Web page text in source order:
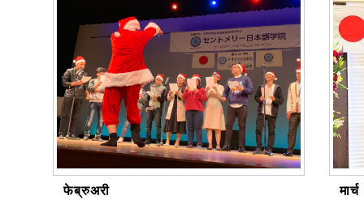
फेब्रुअरी मार्च